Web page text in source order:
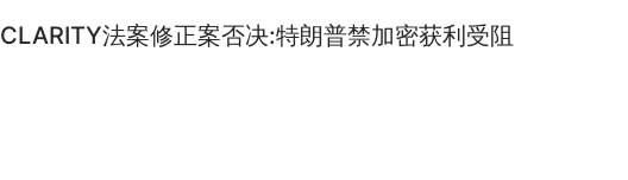
CLARITY法案修正案否决:特朗普禁加密获利受阻